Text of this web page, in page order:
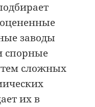
заводы
спорные
сложных
их в